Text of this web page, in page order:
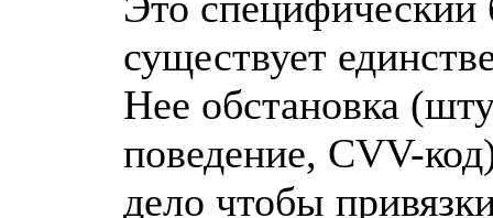
существует
Нее обстановка
поведение, CVV-
дело чтобы